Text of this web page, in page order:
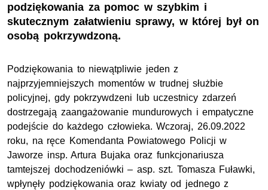
podziękowania za pomoc w szybkim i
skutecznym załatwieniu sprawy, w której był on
osobą pokrzywdzoną.
Podziękowania to niewątpliwie jeden z
najprzyjemniejszych momentów w trudnej służbie
policyjnej, gdy pokrzywdzeni lub uczestnicy zdarzeń
dostrzegają zaangażowanie mundurowych i empatyczne
podejście do każdego człowieka. Wczoraj, 26.09.2022
roku, na ręce Komendanta Powiatowego Policji w
Jaworze insp.Artura Bujaka oraz funkcjonariusza
tamtejszej dochodzeniówki – asp. szt. Tomasza Fuławki,
wpłynęły podziękowania oraz kwiaty od jednego z